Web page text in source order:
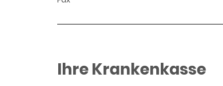
Ihre Krankenkasse